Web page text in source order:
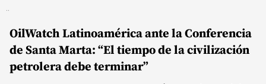
OilWatch Latinoamérica ante la Conferencia
de Santa Marta: “El tiempo de la civilización
petrolera debe terminar”